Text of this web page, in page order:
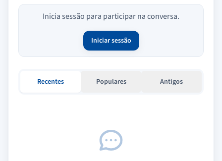
Inicia sessão para participar na conversa.
Iniciar sessão
Recentes Populares Antigos